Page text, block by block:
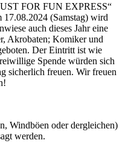
FOR FUN EXPRESS“
(Samstag) wird
auch dieses Jahr eine
Akrobaten; Komiker und
Der Eintritt ist wie
Spende würden sich
sicherlich freuen. Wir freuen
Windböen oder dergleichen)
werden.